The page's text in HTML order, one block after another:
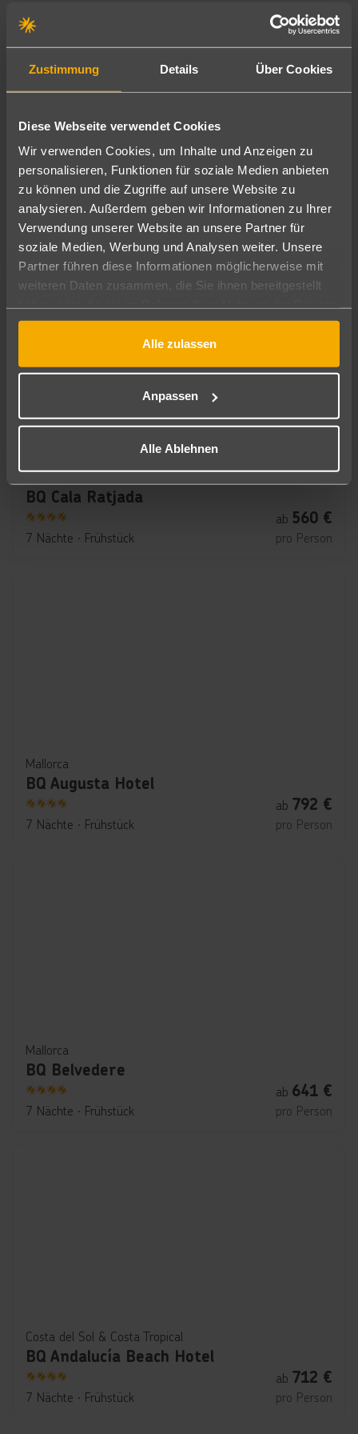
Zustimmung Details Über Cookies
Diese Webseite verwendet Cookies
Wir verwenden Cookies, um Inhalte und Anzeigen zu
personalisieren, Funktionen für soziale Medien anbieten
zu können und die Zugriffe auf unsere Website zu
analysieren. Außerdem geben wir Informationen zu Ihrer
Verwendung unserer Website an unsere Partner für
soziale Medien, Werbung und Analysen weiter. Unsere
Partner führen diese Informationen möglicherweise mit
weiteren Daten zusammen, die Sie ihnen bereitgestellt
gesammelt haben.
Alle zulassen
Anpassen
Alle Ablehnen
Mallorca
BQ Sarah Hotel
4
7 Nächte∙Frühstück
ab 478
pro Person
Mallorca
BQ Cala Ratjada
4
7 Nächte ∙ Frühstück
ab 560 €
pro Person
Mallorca
BQ Augusta Hotel
4
7 Nächte ∙ Frühstück
ab 792 €
pro Person
Mallorca
BQ Belvedere
4
7 Nächte ∙ Frühstück
ab 641 €
pro Person
Costa del Sol & Costa Tropical
BQ Andalucía Beach Hotel
4
7 Nächte ∙ Frühstück
ab 712 €
pro Person